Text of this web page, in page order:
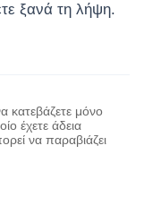
ξανά τη λήψη.
κατεβάζετε μόνο
έχετε άδεια
να παραβιάζει